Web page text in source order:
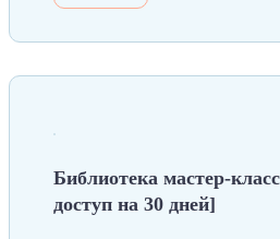
Библиотека мастер-
доступ на 30 дней]